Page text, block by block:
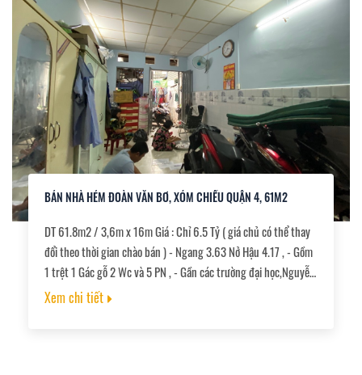
BÁN NHÀ HẺM ĐOÀN VĂN BƠ, XÓM CHIẾU QUẬN 4, 61M2
DT 61.8m2 / 3,6m x 16m Giá : Chỉ 6.5 Tỷ ( giá chủ có thể thay
đổi theo thời gian chào bán ) - Ngang 3.63 Nở Hậu 4.17 , - Gồm
1 trệt 1 Gác gỗ 2 Wc và 5 PN , - Gần các trường đại học,Nguyễn
Tất Thành,Đại HỌC Luật, Gần Nhà Thờ Xóm Chiếu , - Sang Quận
Xem chi tiết